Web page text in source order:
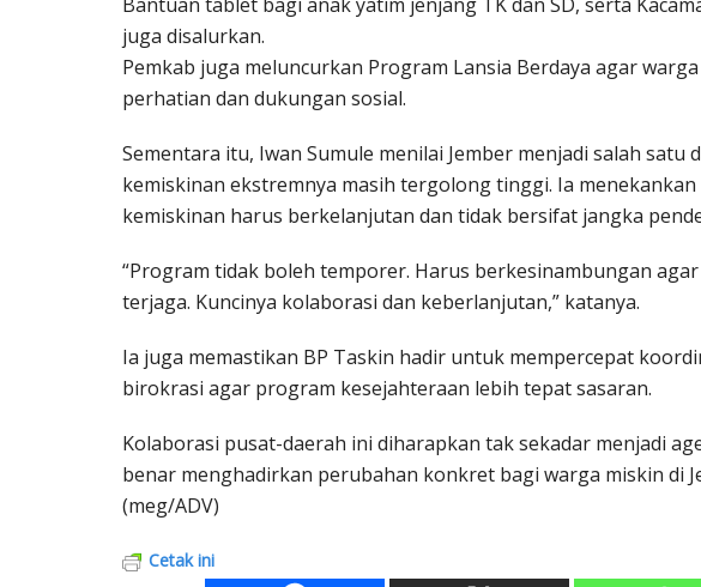
juga disalurkan.
Pemkab juga meluncurkan Program Lansia Berdaya agar
perhatian dan dukungan sosial.
Sementara itu, Iwan Sumule menilai Jember menjadi salah
kemiskinan ekstremnya masih tergolong tinggi. Ia
kemiskinan harus berkelanjutan dan tidak bersifat jangka
“Program tidak boleh temporer. Harus berkesinambungan
terjaga. Kuncinya kolaborasi dan keberlanjutan,” katanya.
Ia juga memastikan BP Taskin hadir untuk mempercepat
birokrasi agar program kesejahteraan lebih tepat sasaran.
Kolaborasi pusat-daerah ini diharapkan tak sekadar menjadi
benar menghadirkan perubahan konkret bagi warga miskin di
(meg/ADV)
Cetak ini